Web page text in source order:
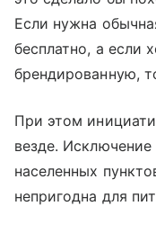
Если нужна
бесплатно, а если
брендированную,
При этом
везде. Исключение
населенных
непригодна для